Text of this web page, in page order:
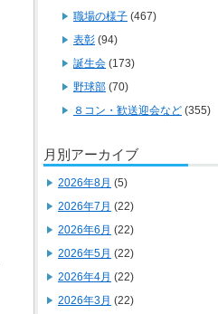
職場の様子 (467)
表彰 (94)
誕生会 (173)
野球部 (70)
８コン・歓送迎会など (355)
月別アーカイブ
2026年8月 (5)
2026年7月 (22)
2026年6月 (22)
2026年5月 (22)
2026年4月 (22)
2026年3月 (22)